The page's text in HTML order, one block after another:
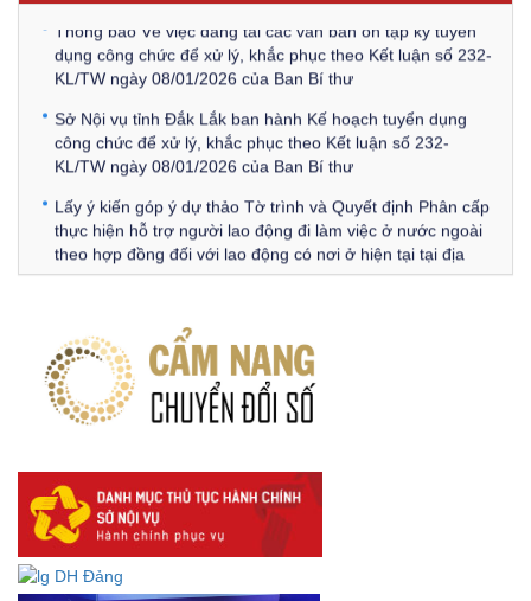
dụng công chức để xử lý, khắc phục theo Kết luận số 232-
KL/TW ngày 08/01/2026 của Ban Bí thư
Sở Nội vụ tỉnh Đắk Lắk ban hành Kế hoạch tuyển dụng
công chức để xử lý, khắc phục theo Kết luận số 232-
KL/TW ngày 08/01/2026 của Ban Bí thư
Lấy ý kiến góp ý dự thảo Tờ trình và Quyết định Phân cấp
thực hiện hỗ trợ người lao động đi làm việc ở nước ngoài
theo hợp đồng đối với lao động có nơi ở hiện tại tại địa
phương
hiện quy định về người lao động nước ngoài làm việc trên
địa bàn tỉnh Đắk Lắk theo trình tự, thủ tục rút gọn trong
xây dựng, ban hành văn bản quy phạm pháp luật
Góp ý dự thảo Thông tư quy định nghiệp vụ lưu trữ tài liệu
DANH SÁCH HỒ SƠ CÁN BỘ ĐI B TỈNH ĐĂK LẮK -
Lấy ý kiến dự thảo Quyết định quy phạm pháp luật quy
định về thành lập, tổ chức và hoạt động của tổ chức phối
hợp liên ngành